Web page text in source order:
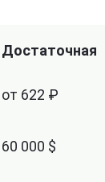
Достаточная
от 622 ₽
60 000 $